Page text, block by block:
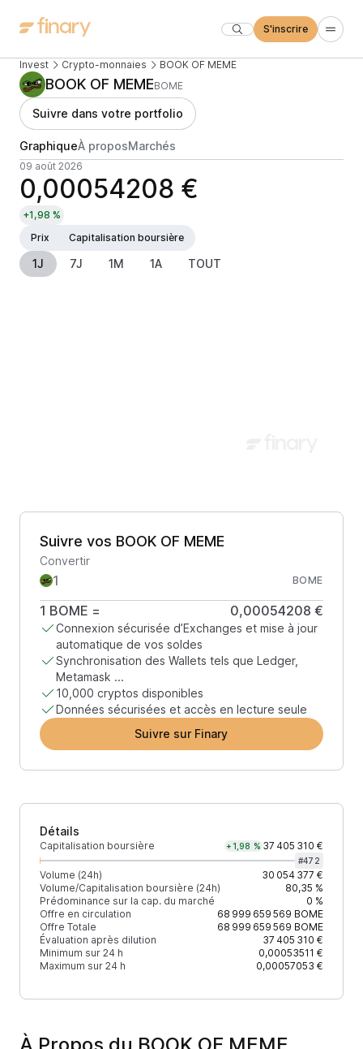
S'inscrire
Invest Crypto-monnaies BOOK OF MEME
BOOK OF MEMEBOME
Suivre dans votre portfolio
GraphiqueÀ proposMarchés
09 août 2026
0,00054208 €
+1,98 %
Prix
Capitalisation boursière
1J 7J 1M 1A TOUT
Suivre vos BOOK OF MEME
Convertir
BOME
1 BOME = 0,00054208 €
Connexion sécurisée d’Exchanges et mise à jour
automatique de vos soldes
Synchronisation des Wallets tels que Ledger,
Metamask ...
10,000 cryptos disponibles
Données sécurisées et accès en lecture seule
Suivre sur Finary
Détails
Capitalisation boursière +1,98 % 37 405 310 €
#472
Volume (24h)
30 054 377 €
Volume/Capitalisation boursière (24h)
80,35 %
Prédominance sur la cap. du marché
0 %
Offre en circulation
68 999 659 569 BOME
Offre Totale
68 999 659 569 BOME
Évaluation après dilution
37 405 310 €
Minimum sur 24 h
0,00053511 €
Maximum sur 24 h
0,00057053 €